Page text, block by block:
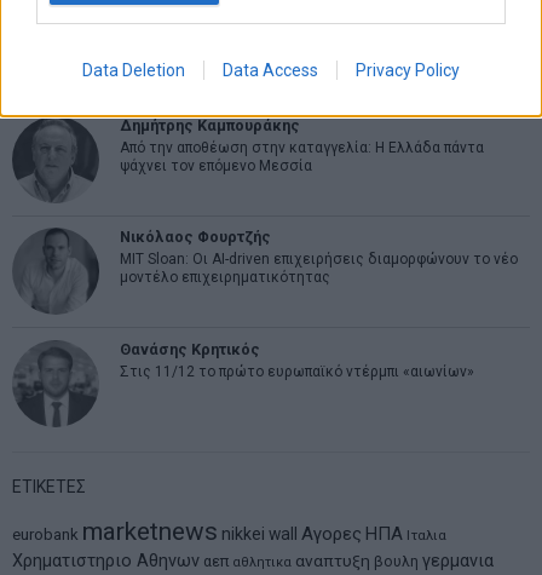
Data Deletion Data Access Privacy Policy
Δημήτρης Καμπουράκης
Από την αποθέωση στην καταγγελία: Η Ελλάδα πάντα
ψάχνει τον επόμενο Μεσσία
Νικόλαος Φουρτζής
MIT Sloan: Οι AI-driven επιχειρήσεις διαμορφώνουν το νέο
μοντέλο επιχειρηματικότητας
Θανάσης Κρητικός
Στις 11/12 το πρώτο ευρωπαϊκό ντέρμπι «αιωνίων»
ΕΤΙΚΕΤΕΣ
eurobank marketnews nikkei wall Αγορες ΗΠΑ Ιταλια
Χρηματιστηριο Αθηνων αεπ αθλητικα αναπτυξη βουλη γερμανια